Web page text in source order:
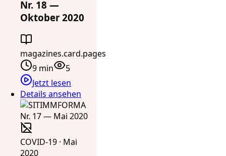
Nr. 18 —
Oktober 2020
magazines.card.pages
9 min
5
Jetzt lesen
Details ansehen
COVID-19 · Mai
2020